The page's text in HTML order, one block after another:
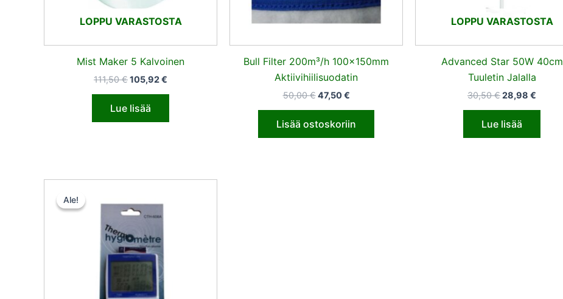
LOPPU VARASTOSTA
Mist Maker 5 Kalvoinen
111,50€105,92€
Lue lisää
Bull Filter 200m³/h 100x150mm
Aktiivihiilisuodatin
50,00€ 47,50€
Lisää ostoskoriin
LOPPU VARASTOSTA
Advanced Star 50W 40cm
Tuuletin Jalalla
30,50€28,98 €
Lue lisää
Ale!
Ale!
oli:
15,20 €.
on: